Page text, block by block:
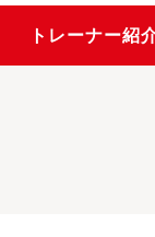
トレーナー紹